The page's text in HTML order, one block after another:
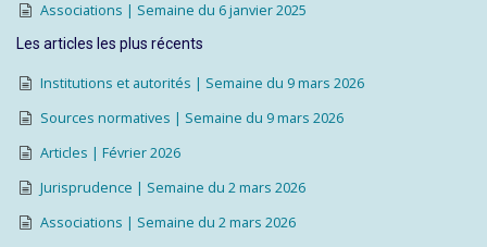
Associations | Semaine du 6 janvier 2025
Les articles les plus récents
Institutions et autorités | Semaine du 9 mars 2026
Sources normatives | Semaine du 9 mars 2026
Articles | Février 2026
Jurisprudence | Semaine du 2 mars 2026
Associations | Semaine du 2 mars 2026